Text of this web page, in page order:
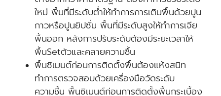
ใหม่ พื้นที่มีระดับต่ำให้ทำการการเติมพื้นด้วยปูน
กาวหรือปูนยิปซั่ม พื้นที่มีระดับสูงให้ทำการเจีย
พื้นออก หลังการปรับระดับต้องมีระยะเวลาให้
พื้นSetตัวและคลายความชื้น
พื้นซิเมนต์ก่อนการติดตั้งพื้นต้องแห้งสนิท
ทำการตรวจสอบด้วยเครื่องมือวัดระดับ
ความชื้น พื้นซิเมนต์ก่อนการติดตั้งพื้นกระเบื้อง